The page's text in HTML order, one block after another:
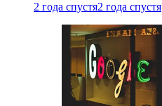
2 года спустя2 года спустя